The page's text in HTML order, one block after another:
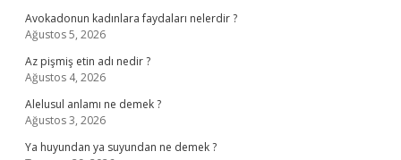
Avokadonun kadınlara faydaları nelerdir ?
Ağustos 5, 2026
Az pişmiş etin adı nedir ?
Ağustos 4, 2026
Alelusul anlamı ne demek ?
Ağustos 3, 2026
Ya huyundan ya suyundan ne demek ?